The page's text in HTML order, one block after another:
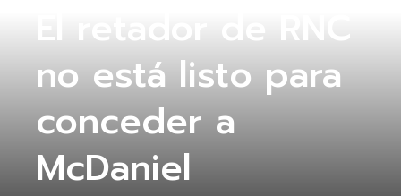
El retador de RNC
no está listo para
conceder a
McDaniel